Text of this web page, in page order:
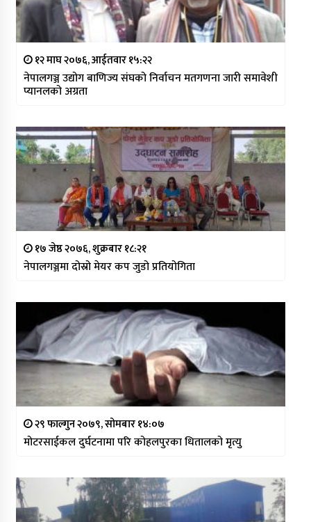
१२ माघ २०७६, आईतवार १५:२२
नेपालगञ्ज उद्योग बाणिज्य संघको निर्वाचन मतगणना जारी समावेशी
प्यानलको अग्रता
१७ जेष्ठ २०७६, शुक्रबार १८:२१
नेपालगञ्जमा दोस्रो मेयर कप जुडो प्रतियोगिता
२९ फाल्गुन २०७९, सोमबार १४:०७
मोटरसाईकल दुर्घटनामा परि कोहलपुरका धितालको मृत्यु